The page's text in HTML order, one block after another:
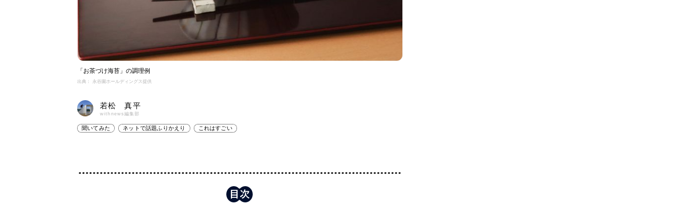
「お茶づけ海苔」の調理例
出典： 永谷園ホールディングス提供
若松 真平
withnews編集部
聞いてみた ネットで話題ふりかえり これはすごい